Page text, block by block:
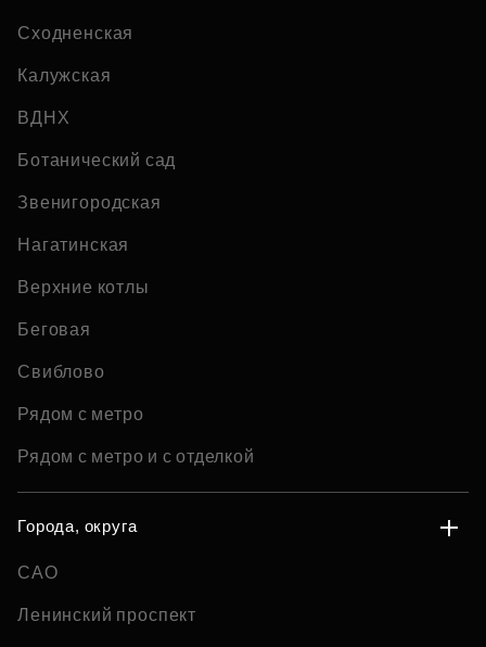
Сходненская
Калужская
ВДНХ
Ботанический сад
Звенигородская
Нагатинская
Верхние котлы
Беговая
Свиблово
Рядом с метро
Рядом с метро и с отделкой
Города, округа
САО
Ленинский проспект